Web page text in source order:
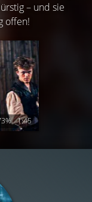
– und sie
offen!
1:45